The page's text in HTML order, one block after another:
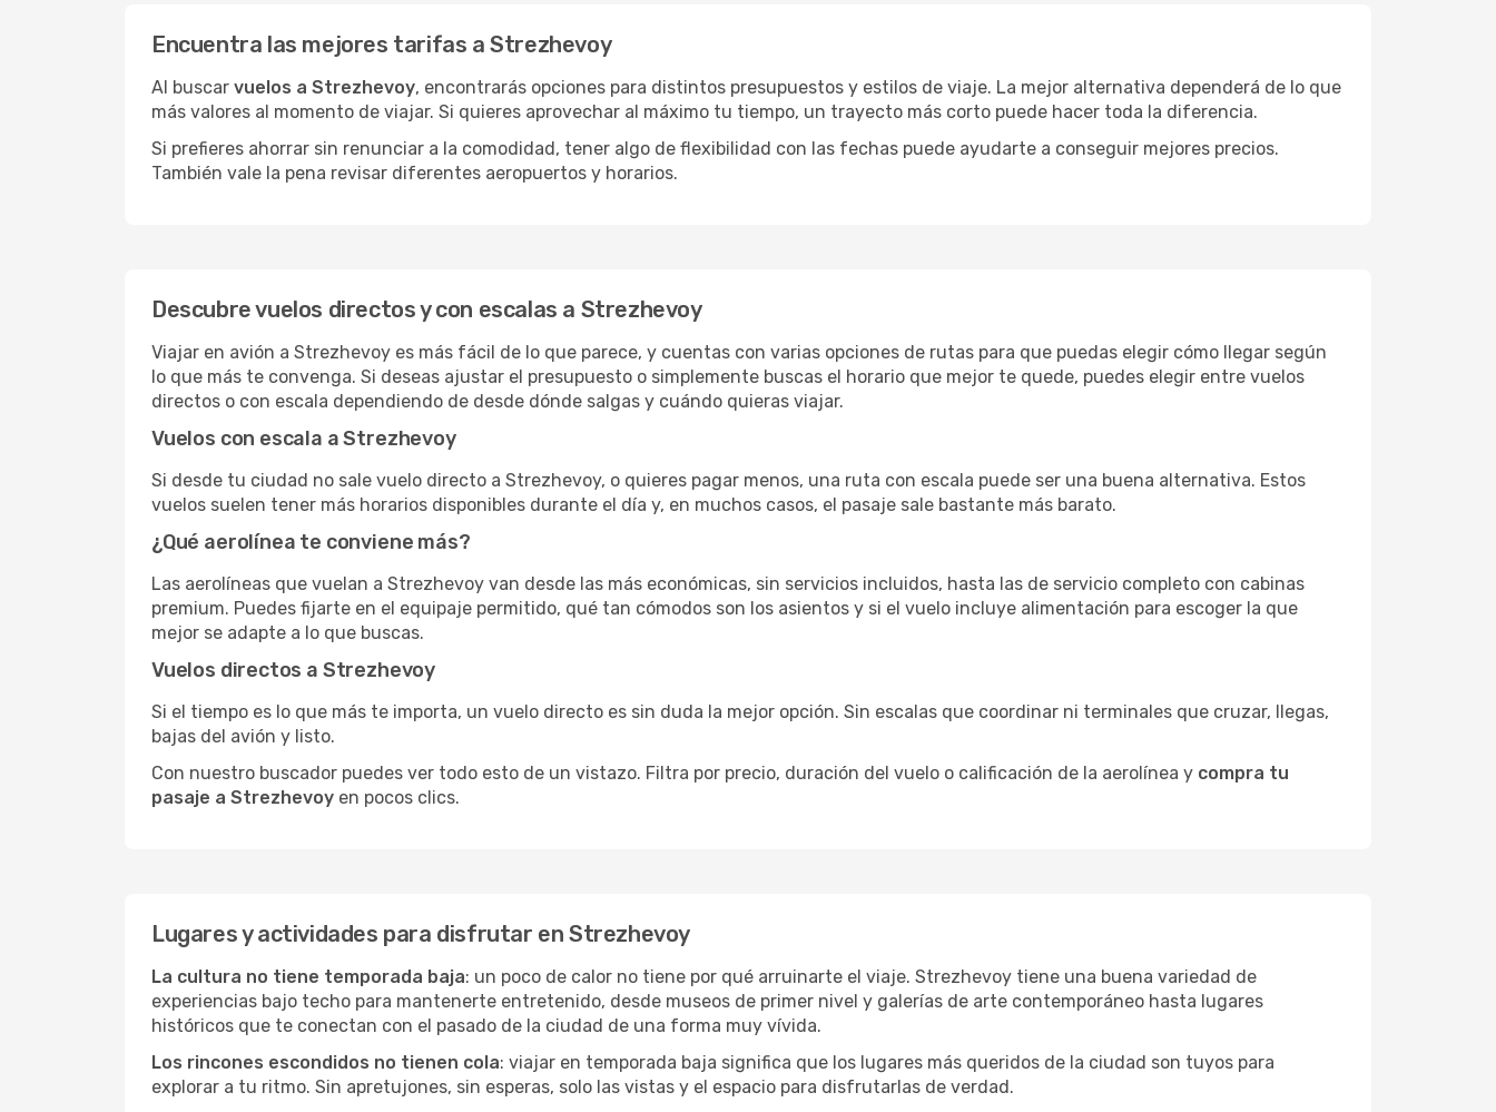
Encuentra las mejores tarifas a Strezhevoy
Al buscar vuelos a Strezhevoy, encontrarás opciones para distintos presupuestos y estilos de viaje. La mejor alternativa dependerá de lo que
más valores al momento de viajar. Si quieres aprovechar al máximo tu tiempo, un trayecto más corto puede hacer toda la diferencia.
Si prefieres ahorrar sin renunciar a la comodidad, tener algo de flexibilidad con las fechas puede ayudarte a conseguir mejores precios.
También vale la pena revisar diferentes aeropuertos y horarios.
Descubre vuelos directos y con escalas a Strezhevoy
Viajar en avión a Strezhevoy es más fácil de lo que parece, y cuentas con varias opciones de rutas para que puedas elegir cómo llegar según
lo que más te convenga. Si deseas ajustar el presupuesto o simplemente buscas el horario que mejor te quede, puedes elegir entre vuelos
directos o con escala dependiendo de desde dónde salgas y cuándo quieras viajar.
Vuelos con escala a Strezhevoy
Si desde tu ciudad no sale vuelo directo a Strezhevoy, o quieres pagar menos, una ruta con escala puede ser una buena alternativa. Estos
vuelos suelen tener más horarios disponibles durante el día y, en muchos casos, el pasaje sale bastante más barato.
¿Qué aerolínea te conviene más?
Las aerolíneas que vuelan a Strezhevoy van desde las más económicas, sin servicios incluidos, hasta las de servicio completo con cabinas
premium. Puedes fijarte en el equipaje permitido, qué tan cómodos son los asientos y si el vuelo incluye alimentación para escoger la que
mejor se adapte a lo que buscas.
Vuelos directos a Strezhevoy
Si el tiempo es lo que más te importa, un vuelo directo es sin duda la mejor opción. Sin escalas que coordinar ni terminales que cruzar, llegas,
bajas del avión y listo.
Con nuestro buscador puedes ver todo esto de un vistazo. Filtra por precio, duración del vuelo o calificación de la aerolínea y compra tu
pasaje a Strezhevoy en pocos clics.
Lugares y actividades para disfrutar en Strezhevoy
La cultura no tiene temporada baja: un poco de calor no tiene por qué arruinarte el viaje. Strezhevoy tiene una buena variedad de
experiencias bajo techo para mantenerte entretenido, desde museos de primer nivel y galerías de arte contemporáneo hasta lugares
históricos que te conectan con el pasado de la ciudad de una forma muy vívida.
Los rincones escondidos no tienen cola: viajar en temporada baja significa que los lugares más queridos de la ciudad son tuyos para
explorar a tu ritmo. Sin apretujones, sin esperas, solo las vistas y el espacio para disfrutarlas de verdad.